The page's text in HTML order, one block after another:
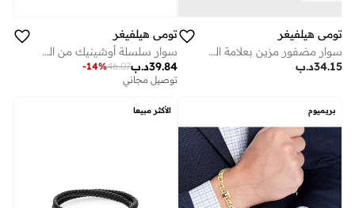
تومي هيلفيغر
سوار مضفور مزين بعلامة العائلة
د.ب34.15
تومي هيلفيغر
سوار سلسلة أوشينيك من الفولاذ المقاوم للصدأ
د.ب39.84
46.07
-14%
توصيل مجاني
بريميوم الأكثر مبيعا